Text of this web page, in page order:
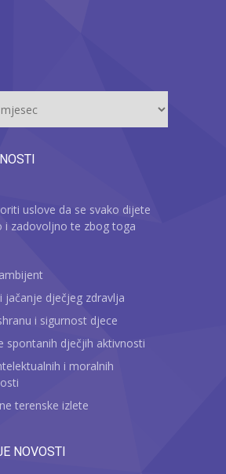
uslove da se svako dijete
i zadovoljno te zbog toga
jačanje dječjeg zdravlja
i sigurnost djece
spontanih dječjih aktivnosti
i moralnih
terenske izlete
NOVOSTI